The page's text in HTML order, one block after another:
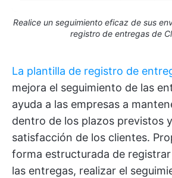
Realice un seguimiento eficaz de sus
registro de entregas de
La plantilla de registro de
mejora el seguimiento de las
ayuda a las empresas a
dentro de los plazos previstos
satisfacción de los clientes.
forma estructurada de
las entregas, realizar el